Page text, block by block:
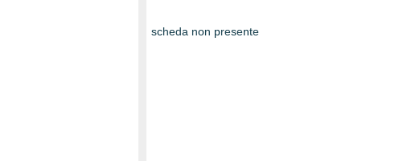
scheda non presente